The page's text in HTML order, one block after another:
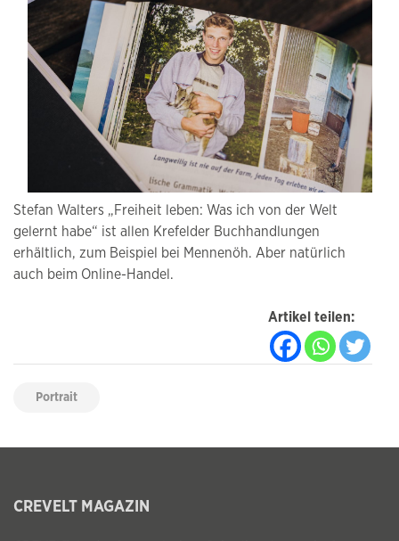
Stefan Walters „Freiheit leben: Was ich von der Welt
gelernt habe“ ist allen Krefelder Buchhandlungen
erhältlich, zum Beispiel bei Mennenöh. Aber natürlich
auch beim Online-Handel.
Artikel teilen:
Portrait
CREVELT MAGAZIN